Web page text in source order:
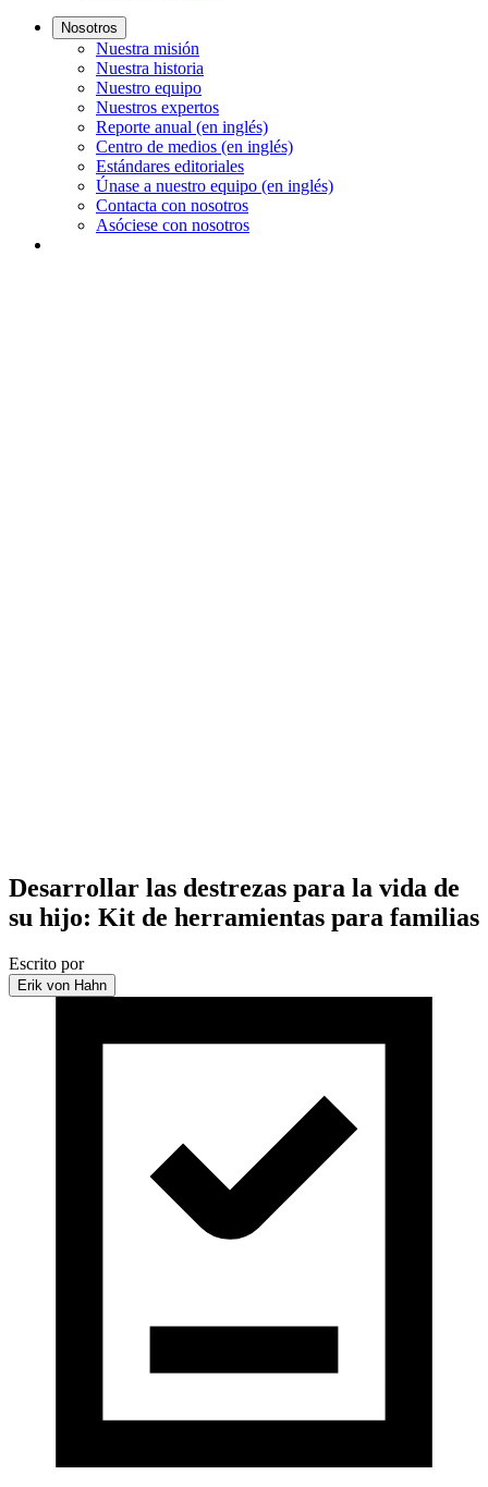
Nosotros
Nuestra misión
Nuestra historia
Nuestro equipo
Nuestros expertos
Reporte anual (en inglés)
Centro de medios (en inglés)
Estándares editoriales
Únase a nuestro equipo (en inglés)
Contacta con nosotros
Asóciese con nosotros
Desarrollar las destrezas para la vida de
su hijo: Kit de herramientas para familias
Escrito por
Erik von Hahn